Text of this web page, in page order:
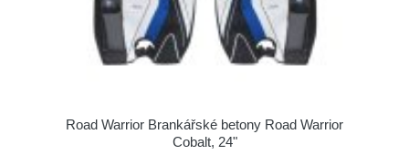
Road Warrior Brankářské betony Road Warrior
Cobalt, 24"